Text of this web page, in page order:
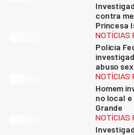
contra
Princesa
NOTÍCIAS
Polícia
abuso
NOTÍCIAS
Homem
no local e
Grande
NOTÍCIAS